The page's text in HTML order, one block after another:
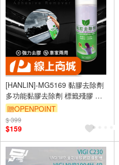
[HANLIN]-MG5169 黏膠去除劑
多功能黏膠去除劑 標籤殘膠 去
除殘膠 除殘膠 消膠劑 殘膠去除
劑
贈OPENPOINT
$ 399
$159